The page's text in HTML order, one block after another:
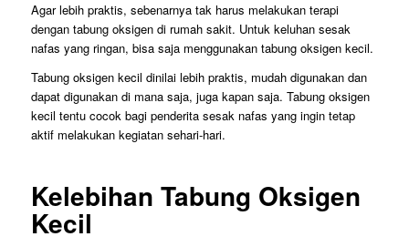
Agar lebih praktis, sebenarnya tak harus melakukan terapi
dengan tabung oksigen di rumah sakit. Untuk keluhan sesak
nafas yang ringan, bisa saja menggunakan tabung oksigen kecil.
Tabung oksigen kecil dinilai lebih praktis, mudah digunakan dan
dapat digunakan di mana saja, juga kapan saja. Tabung oksigen
kecil tentu cocok bagi penderita sesak nafas yang ingin tetap
aktif melakukan kegiatan sehari-hari.
Kelebihan Tabung Oksigen
Kecil